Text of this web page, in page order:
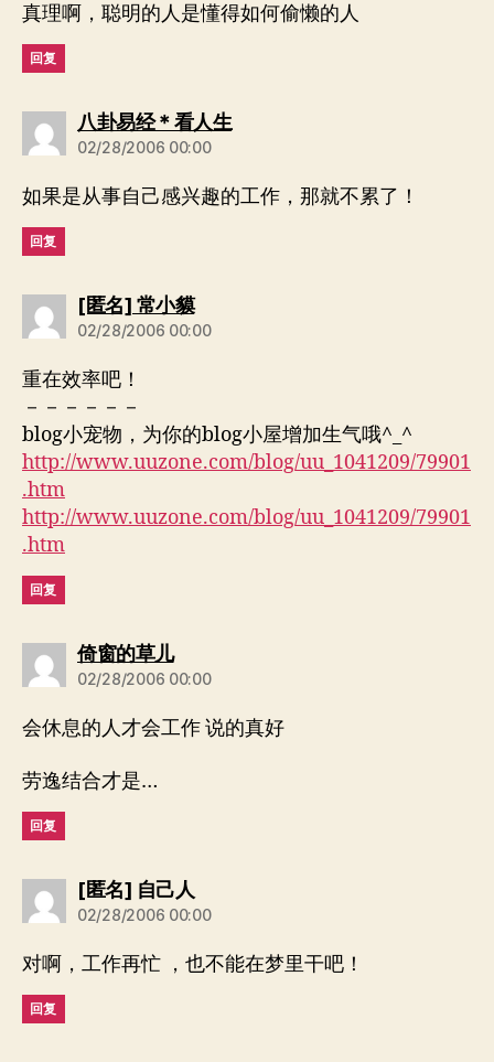
真理啊，聪明的人是懂得如何偷懒的人
回复
八卦易经＊看人生说：
02/28/2006 00:00
如果是从事自己感兴趣的工作，那就不累了！
回复
[匿名] 常小貘说：
02/28/2006 00:00
重在效率吧！
－－－－－－
blog小宠物，为你的blog小屋增加生气哦^_^
http://www.uuzone.com/blog/uu_1041209/79901
.htm
http://www.uuzone.com/blog/uu_1041209/79901
.htm
回复
倚窗的草儿说：
02/28/2006 00:00
会休息的人才会工作 说的真好
劳逸结合才是…
回复
[匿名] 自己人
02/28/2006 00:00
对啊，工作再忙 ，也不能在梦里干吧！
回复